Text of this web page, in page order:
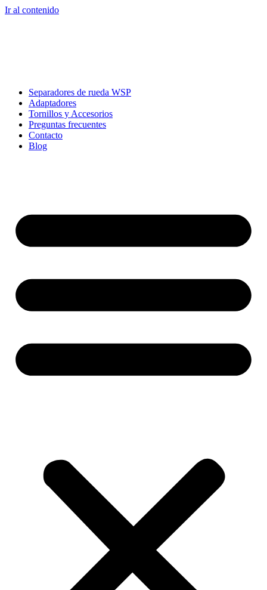
Ir al contenido
Separadores de rueda WSP
Adaptadores
Tornillos y Accesorios
Preguntas frecuentes
Contacto
Blog